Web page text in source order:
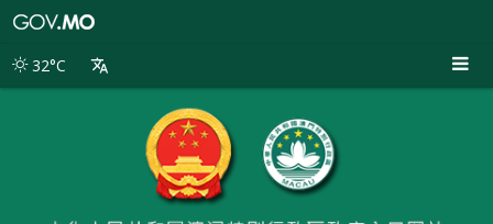
别
32°C